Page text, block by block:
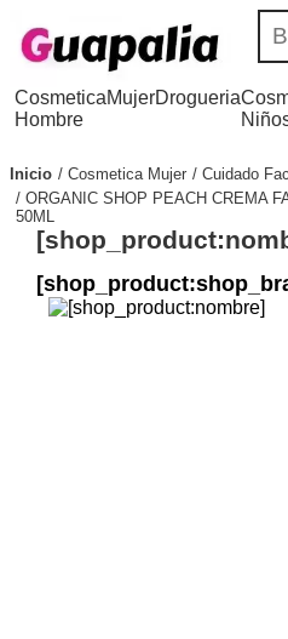
Cosmetica
Hombre
MujerDrogueria
Inicio Cosmetica Mujer Cuidado
ORGANIC SHOP PEACH CREMA
50ML